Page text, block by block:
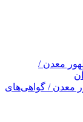
معدن / گواهی‌های